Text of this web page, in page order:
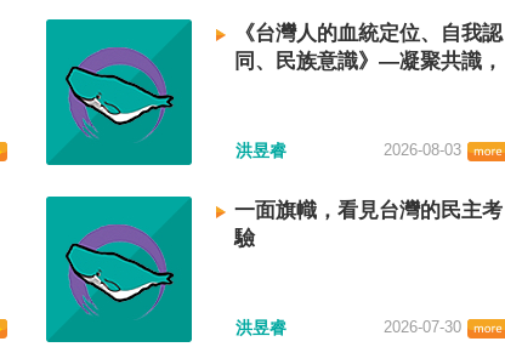
《台灣人的血統定位、自我認
同、民族意識》—凝聚共識，
洪昱睿 2026-08-03
一面旗幟，看見台灣的民主考
驗
洪昱睿 2026-07-30